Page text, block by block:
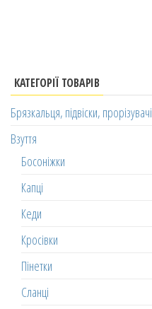
КАТЕГОРІЇ ТОВАРІВ
Брязкальця, підвіски, прорізувачі
Взуття
Босоніжки
Капці
Кеди
Кросівки
Пінетки
Сланці